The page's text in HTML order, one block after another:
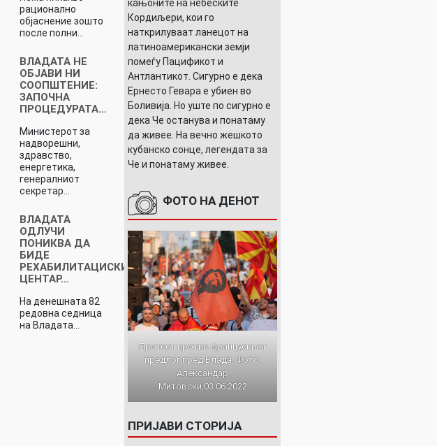
рационално
објаснение зошто
после полни…
ВЛАДАТА НЕ
ОБЈАВИ НИ
СООПШТЕНИЕ:
ЗАПОЧНА
ПРОЦЕДУРАТА…
Министерот за
надворешни,
здравство,
енергетика,
генералниот
секретар…
ВЛАДАТА
ОДЛУЧИ
ПОНИКВА ДА
БИДЕ
РЕХАБИЛИТАЦИСКИ
ЦЕНТАР…
На денешната 82
редовна седница
на Владата…
кањоните на небеските
Кордиљери, кои го
наткрилуваат ланецот на
латиноамерикански земји
помеѓу Пацификот и
Антлантикот. Сигурно е дека
Ернесто Гевара е убиен во
Боливија. Но уште по сигурно е
дека Че останува и понатаму
да живее. На вечно жешкото
кубанско сонце, легендата за
Че и понатаму живее.
ФОТО НА ДЕНОТ
Протест против францускиот
предлог пред Влада. Фото:
Александар
Митовски,03.06.2022
ПРИЈАВИ СТОРИЈА